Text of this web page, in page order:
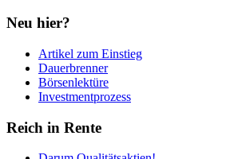
Neu hier?
Artikel zum Einstieg
Dauerbrenner
Börsenlektüre
Investmentprozess
Reich in Rente